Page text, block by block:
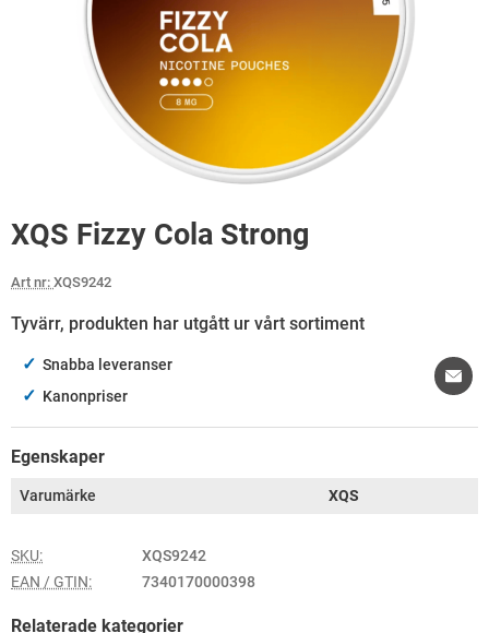
XQS Fizzy Cola Strong
Art nr: XQS9242
Tyvärr, produkten har utgått ur vårt sortiment
✓ Snabba leveranser
✓ Kanonpriser
Egenskaper
Varumärke XQS
SKU:
XQS9242
EAN / GTIN:
7340170000398
Relaterade kategorier